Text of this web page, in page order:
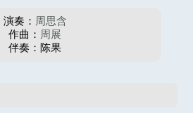
演奏： 周思含
作曲： 周展
伴奏：陈果